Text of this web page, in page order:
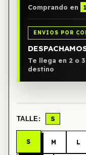
Comprando en
ENVIOS POR
Te llega en 2 o
destino
TALLE: S
S M L